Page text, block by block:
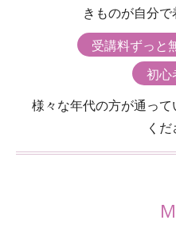
きものが自分で
受講料ずっと
初心
様々な年代の方が通っ
くだ